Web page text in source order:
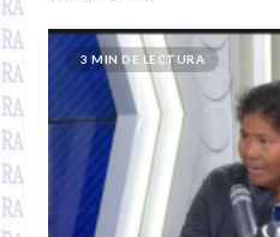
3 MIN DE LECTURA